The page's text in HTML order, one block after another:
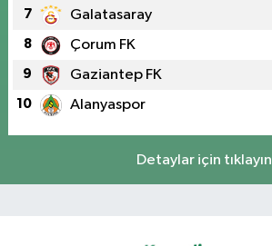
7 Galatasaray
8 Çorum FK
9 Gaziantep FK
10 Alanyaspor
Detaylar için tıklayın